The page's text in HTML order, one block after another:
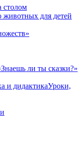
столом
животных для детей
ли ты сказки?»
и дидактикаУроки,